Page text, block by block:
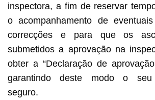
inspectora, a fim de reservar
o acompanhamento de
correcções e para que os
submetidos a aprovação na
obter a “Declaração de
garantindo deste modo o seu
seguro.